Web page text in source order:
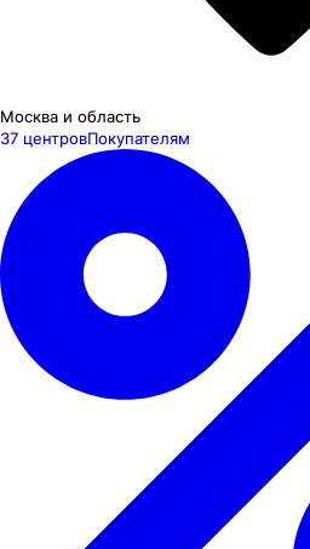
Москва и область
37 центровПокупателям